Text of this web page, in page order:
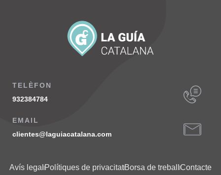
TELÈFON
932384784
EMAIL
clientes@laguiacatalana.com
Avís legal Polítiques de privacitatBorsa de treball Contacte